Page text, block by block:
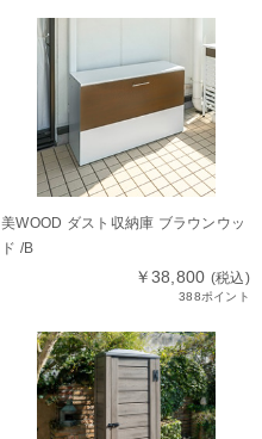
美WOOD ダスト収納庫 ブラウンウッ
ド /B
￥38,800 (税込)
388ポイント